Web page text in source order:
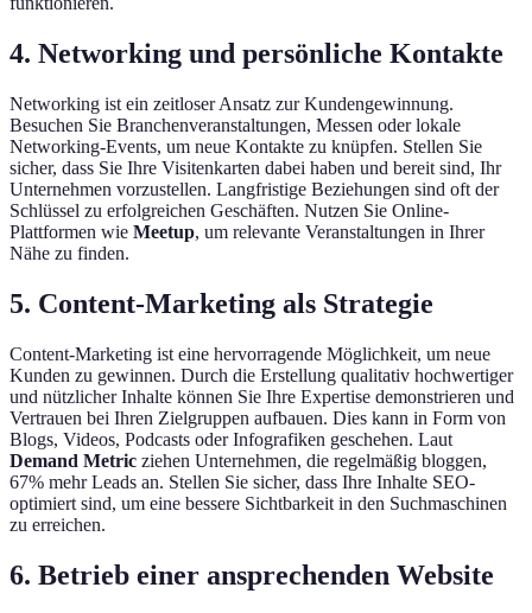
4. Networking und persönliche Kontakte
Networking ist ein zeitloser Ansatz zur Kundengewinnung.
Besuchen Sie Branchenveranstaltungen, Messen oder lokale
Networking-Events, um neue Kontakte zu knüpfen. Stellen Sie
sicher, dass Sie Ihre Visitenkarten dabei haben und bereit sind, Ihr
Unternehmen vorzustellen. Langfristige Beziehungen sind oft der
Schlüssel zu erfolgreichen Geschäften. Nutzen Sie Online-
Plattformen wie Meetup, um relevante Veranstaltungen in Ihrer
Nähe zu finden.
5. Content-Marketing als Strategie
Content-Marketing ist eine hervorragende Möglichkeit, um neue
Kunden zu gewinnen. Durch die Erstellung qualitativ hochwertiger
und nützlicher Inhalte können Sie Ihre Expertise demonstrieren und
Vertrauen bei Ihren Zielgruppen aufbauen. Dies kann in Form von
Blogs, Videos, Podcasts oder Infografiken geschehen. Laut
Demand Metric ziehen Unternehmen, die regelmäßig bloggen,
67% mehr Leads an. Stellen Sie sicher, dass Ihre Inhalte SEO-
optimiert sind, um eine bessere Sichtbarkeit in den Suchmaschinen
zu erreichen.
6. Betrieb einer ansprechenden Website